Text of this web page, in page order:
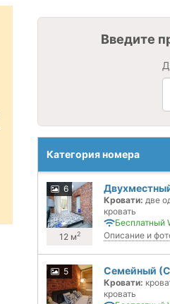
Введите
Категория номера
6
12 м2
Кровати: две
кровать
Бесплатный
Описание и
5 Семейный
Кровати:
кровать